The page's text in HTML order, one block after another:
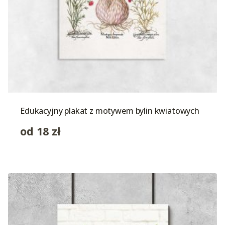
Edukacyjny plakat z motywem bylin kwiatowych
od 18 zł